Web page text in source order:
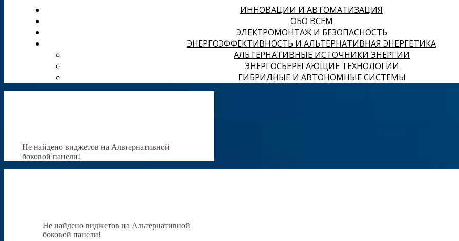
ИННОВАЦИИ И АВТОМАТИЗАЦИЯ
ОБО ВСЕМ
ЭЛЕКТРОМОНТАЖ И БЕЗОПАСНОСТЬ
ЭНЕРГОЭФФЕКТИВНОСТЬ И АЛЬТЕРНАТИВНАЯ ЭНЕРГЕТИКА
АЛЬТЕРНАТИВНЫЕ ИСТОЧНИКИ ЭНЕРГИИ
ЭНЕРГОСБЕРЕГАЮЩИЕ ТЕХНОЛОГИИ
ГИБРИДНЫЕ И АВТОНОМНЫЕ СИСТЕМЫ
Не найдено виджетов на Альтернативной
боковой панели!
Не найдено виджетов на Альтернативной
боковой панели!